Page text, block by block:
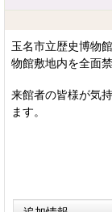
玉名市立歴史博物
物館敷地内を全面
来館者の皆様が気
ます。